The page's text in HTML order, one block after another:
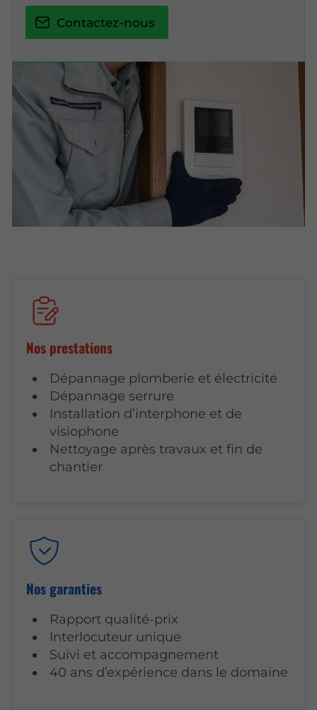
Contactez-nous
Nos prestations
Dépannage plomberie et électricité
Dépannage serrure
Installation d’interphone et de
visiophone
Nettoyage après travaux et fin de
chantier
Nos garanties
Rapport qualité-prix
Interlocuteur unique
Suivi et accompagnement
40 ans d’expérience dans le domaine